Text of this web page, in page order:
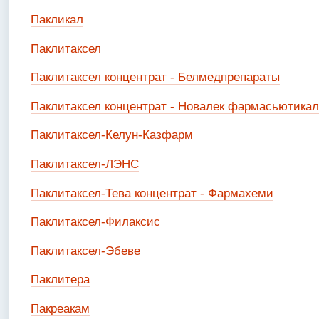
Пакликал
Паклитаксел
Паклитаксел концентрат - Белмедпрепараты
Паклитаксел концентрат - Новалек
Паклитаксел-Келун-Казфарм
Паклитаксел-ЛЭНС
Паклитаксел-Тева концентрат - Фармахеми
Паклитаксел-Филаксис
Паклитаксел-Эбеве
Паклитера
Пакреакам